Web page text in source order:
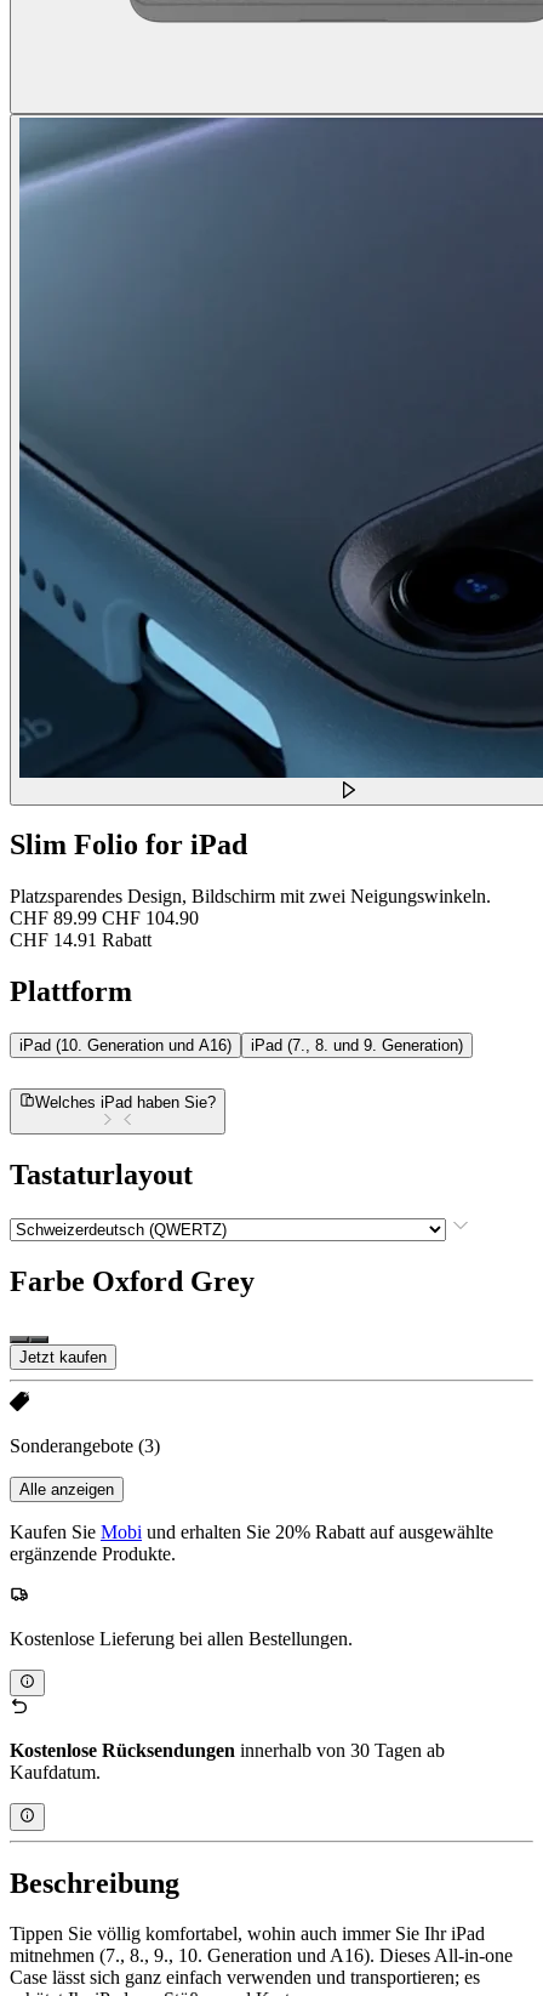
Slim Folio for iPad
Platzsparendes Design, Bildschirm mit zwei Neigungswinkeln.
CHF 89.99 CHF 104.90
CHF 14.91 Rabatt
Plattform
iPad (10. Generation und A16) iPad (7., 8. und 9. Generation)
Welches iPad haben Sie?
Tastaturlayout
Farbe Oxford Grey
Jetzt kaufen
Sonderangebote (3)
Alle anzeigen
Kaufen Sie Mobi und erhalten Sie 20% Rabatt auf ausgewählte
ergänzende Produkte.
Kostenlose Lieferung bei allen Bestellungen.
Kostenlose Rücksendungen innerhalb von 30 Tagen ab
Kaufdatum.
Beschreibung
Tippen Sie völlig komfortabel, wohin auch immer Sie Ihr iPad
mitnehmen (7., 8., 9., 10. Generation und A16). Dieses All-in-one
Case lässt sich ganz einfach verwenden und transportieren; es